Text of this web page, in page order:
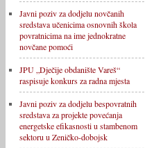
Javni poziv za dodjelu novčanih
sredstava učenicima osnovnih škola
povratnicima na ime jednokratne
novčane pomoći
JPU „Dječije obdanište Vareš“
raspisuje konkurs za radna mjesta
Javni poziv za dodjelu bespovratnih
sredstava za projekte povećanja
energetske efikasnosti u stambenom
sektoru u Zeničko-dobojsk